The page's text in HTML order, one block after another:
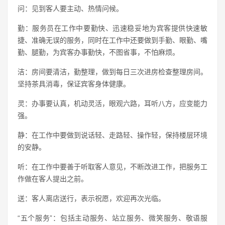
问：见到客人要主动、热情问候。
勤：服务员在工作中要勤快、迅速稳妥地为宾客提供快速敏
捷、准确无误的服务，同时在工作中还要做到手勤、眼勤、嘴
勤、腿勤，为宾客办事勤快，不图省事，不怕麻烦。
洁：房间要清洁，勤整理，做到每日三次进房检查整理房间。
坚持茶具消毒，保证宾客身体健康。
灵：办事要认真，机动灵活，眼观六路，耳听八方，应变能力
强。
静：在工作中要做到说话轻、走路轻、操作轻，保持楼层环境
的安静。
听：在工作中要善于听取客人意见，不断改进工作，把服务工
作做在客人提出之前。
送：客人离店送行，表示祝愿，欢迎再次光临。
“五个服务”：包括主动服务、站立服务、微笑服务、敬语服